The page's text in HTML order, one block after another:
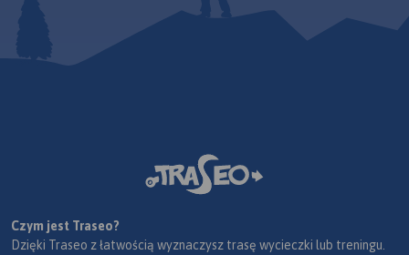
Czym jest Traseo?
Dzięki Traseo z łatwością wyznaczysz trasę wycieczki lub treningu.